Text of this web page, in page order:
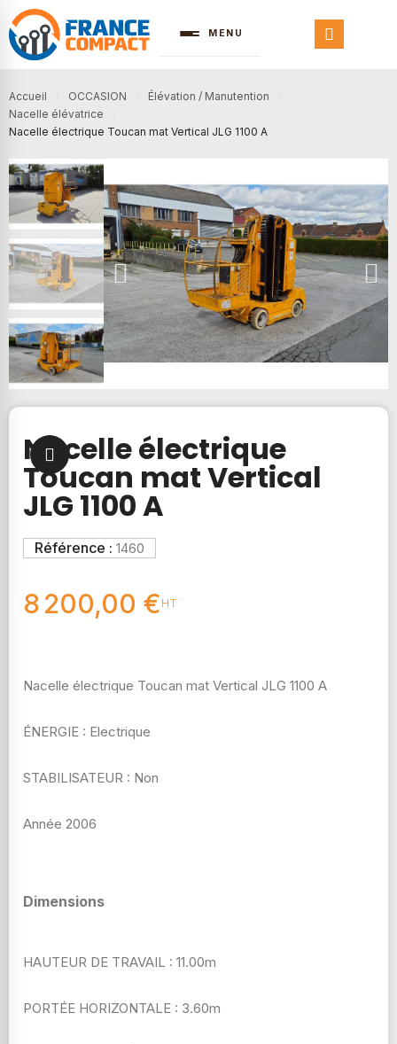
MENU
Accueil OCCASION
Élévation / Manutention
Nacelle élévatrice
Nacelle électrique Toucan mat Vertical JLG 1100 A
Nacelle électrique
Toucan mat Vertical
JLG 1100 A
Référence : 1460
8 200,00 €HT
Nacelle électrique Toucan mat Vertical JLG 1100 A
ÉNERGIE : Electrique
STABILISATEUR : Non
Année 2006
Dimensions
HAUTEUR DE TRAVAIL : 11.00m
PORTÉE HORIZONTALE : 3.60m